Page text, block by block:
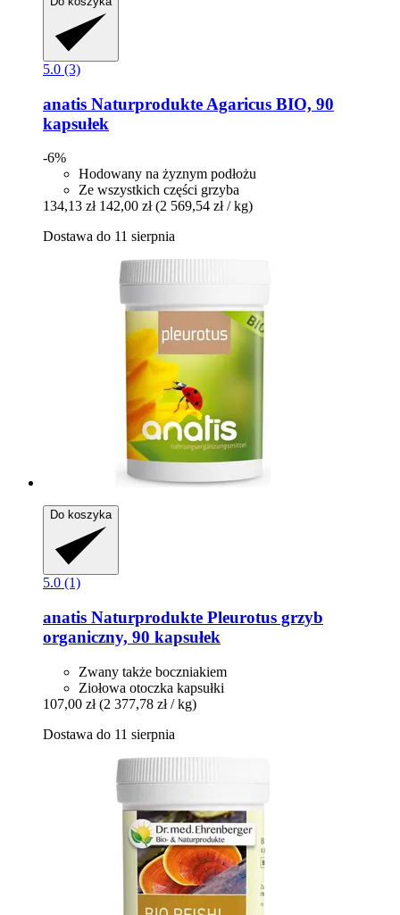
5.0 (3)
anatis Naturprodukte Agaricus BIO, 90
kapsułek
-6%
Hodowany na żyznym podłożu
Ze wszystkich części grzyba
134,13 zł 142,00 zł (2 569,54 zł / kg)
Dostawa do 11 sierpnia
Do koszyka
5.0 (1)
anatis Naturprodukte Pleurotus grzyb
organiczny, 90 kapsułek
Zwany także boczniakiem
Ziołowa otoczka kapsułki
107,00 zł (2 377,78 zł / kg)
Dostawa do 11 sierpnia